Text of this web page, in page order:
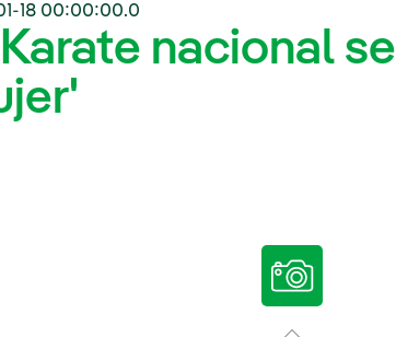
18 00:00:00.0
Karate nacional